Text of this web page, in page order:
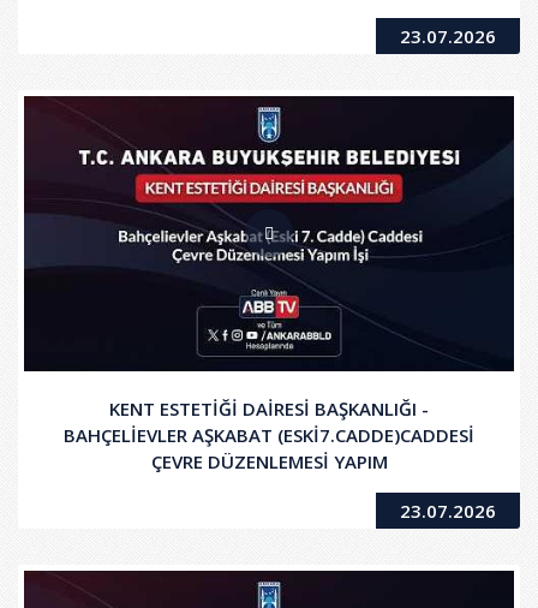
23.07.2026
KENT ESTETİĞİ DAİRESİ BAŞKANLIĞI -
BAHÇELİEVLER AŞKABAT (ESKİ7.CADDE)CADDESİ
ÇEVRE DÜZENLEMESİ YAPIM
23.07.2026